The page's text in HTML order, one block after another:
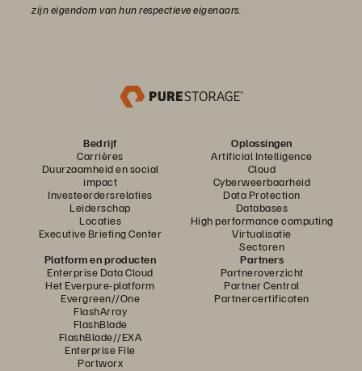
zijn eigendom van hun respectieve eigenaars.
Bedrijf
Carrières
Duurzaamheid en social
impact
Investeerdersrelaties
Leiderschap
Locaties
Executive Briefing Center
Oplossingen
Artificial Intelligence
Cloud
Cyberweerbaarheid
Data Protection
Databases
High performance computing
Virtualisatie
Sectoren
Platform en producten
Enterprise Data Cloud
Het Everpure-platform
Evergreen//One
FlashArray
FlashBlade
FlashBlade//EXA
Enterprise File
Portworx
Partners
Partneroverzicht
Partner Central
Partnercertificaten